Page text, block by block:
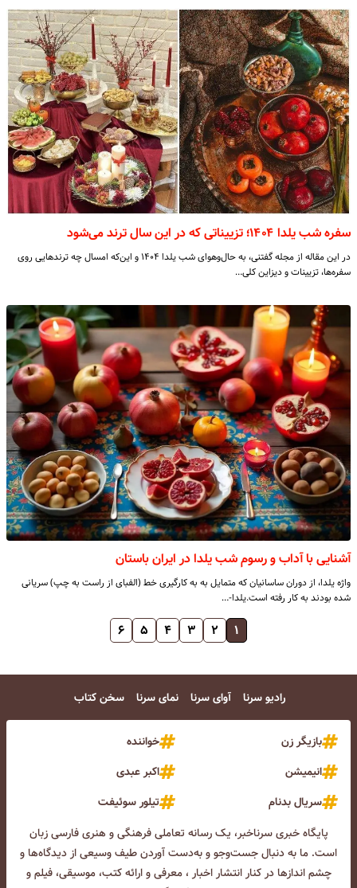
سفره شب یلدا ۱۴۰۴؛ تزییناتی که در این سال ترند می‌شود
در این مقاله از مجله گفتنی، به حال‌و‌هوای شب یلدا ۱۴۰۴ و این‌که امسال چه ترندهایی روی
سفره‌ها، تزیینات و دیزاین کلی…
آشنایی با آداب و رسوم شب یلدا در ایران باستان
واژه یلدا، از دوران ساسانیان که متمایل به به کارگیری خط (الفبای از راست به چپ) سریانی
شده بودند به کار رفته است.یلدا-…
۱ ۲ ۳ ۴ ۵ ۶
رادیو سرنا آوای سرنا نمای سرنا سخن کتاب
بازیگر زن
خواننده
انیمیشن
اکبر عبدی
سریال بدنام
تیلور سوئیفت
پایگاه خبری سرناخبر، یک رسانه تعاملی فرهنگی و هنری فارسی زبان
است. ما به دنبال جست‌و‌جو و به‌دست آوردن طیف وسیعی از دیدگاه‌ها و
چشم انداز‌ها در کنار انتشار اخبار ، معرفی و ارائه کتب، موسیقی، فیلم و